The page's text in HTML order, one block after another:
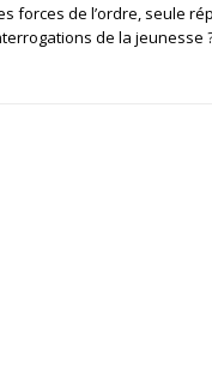
forces de l’ordre, seule
de la jeunesse